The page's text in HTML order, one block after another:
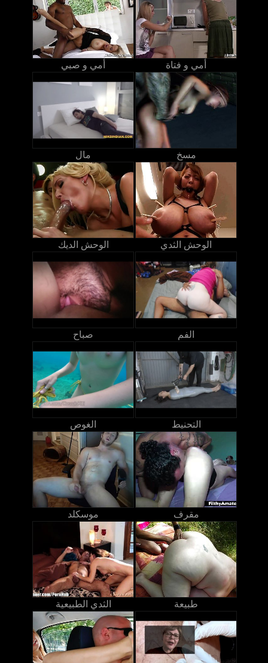
أمي و صبي أمي و فتاة
مال مسخ
الوحش الديك الوحش الثدي
صباح الفم
الغوص التحنيط
موسكلد مقرف
الثدي الطبيعية طبيعة